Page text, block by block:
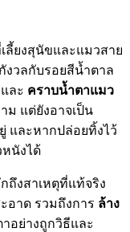
ลี้ยงสุนัขและแมวสาย
วลกับรอยสีน้ำตาล
และ คราบน้ำตาแมว
ม แต่ยังอาจเป็น
ละหากปล่อยทิ้งไว้
นังได้
ถึงสาเหตุที่แท้จริง
อาด รวมถึงการ ล้าง
อย่างถูกวิธีและ